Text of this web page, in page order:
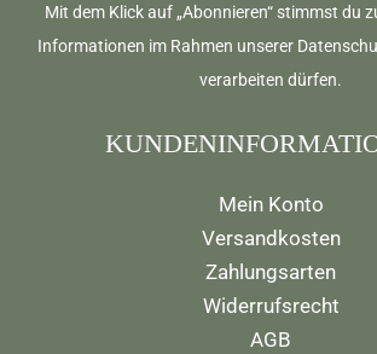
Mit dem Klick auf „Abonnieren“ stimmst du
Informationen im Rahmen unserer
verarbeiten dürfen.
Mein Konto
Versandkosten
Zahlungsarten
Widerrufsrecht
AGB